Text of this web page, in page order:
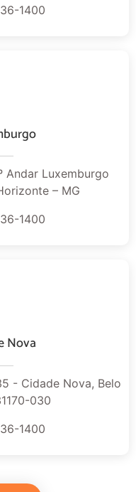
1400
Andar Luxemburgo
– MG
1400
Nova
- Cidade Nova, Belo
030
1400